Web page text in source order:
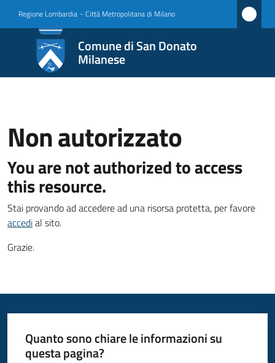
Regione Lombardia - Città Metropolitana di Milano
Comune di San Donato
Milanese
Comune
di San
Donato
Amministrazione
Menu selezionato
Novità
Servizi
Vivere
Milanese
Non autorizzato
You are not authorized to access
this resource.
Stai provando ad accedere ad una risorsa protetta, per favore
accedial sito.
Grazie.
Quanto sono chiare le informazioni su
questa pagina?